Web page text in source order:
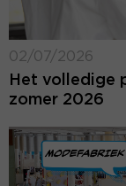
02/07/2026
Het volledige
zomer 2026